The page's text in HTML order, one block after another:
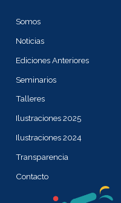
Somos
Noticias
Ediciones Anteriores
Seminarios
Talleres
Ilustraciones 2025
Ilustraciones 2024
Transparencia
Contacto